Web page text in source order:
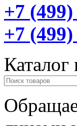
+7
+7